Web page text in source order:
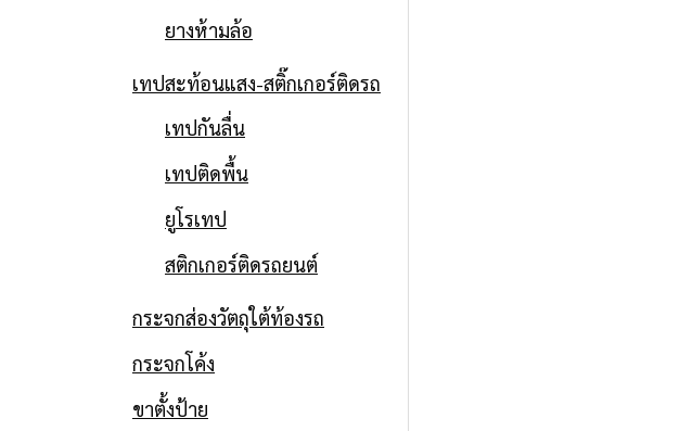
ยางห้ามล้อ
เทปสะท้อนแสง-สติ๊กเกอร์ติดรถ
เทปกันลื่น
เทปติดพื้น
ยูโรเทป
สติกเกอร์ติดรถยนต์
กระจกส่องวัตถุใต้ท้องรถ
กระจกโค้ง
ขาตั้งป้าย